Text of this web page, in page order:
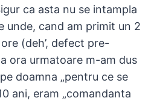
ca asta nu se intampla
unde, cand am primit un 2
(deh’, defect pre-
ora urmatoare m-am dus
doamna „pentru ce se
ani, eram „comandanta